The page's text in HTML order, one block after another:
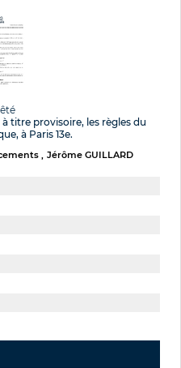
titre provisoire, les règles du
à Paris 13e.
Jérôme GUILLARD